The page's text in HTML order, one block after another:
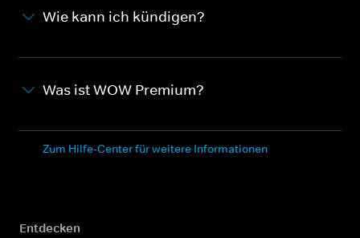
Wie kann ich kündigen?
Was ist WOW Premium?
Zum Hilfe-Center für weitere Informationen
Entdecken